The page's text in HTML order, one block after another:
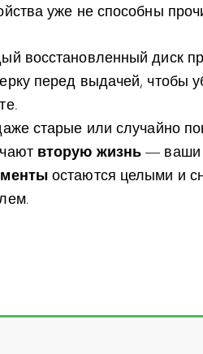
уже не способны
восстановленный диск
перед выдачей, чтобы
старые или случайно
вторую жизнь — ваши
остаются целыми и